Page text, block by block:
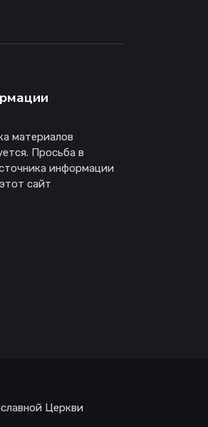
материалов
Просьба в
информации
сайт
Церкви